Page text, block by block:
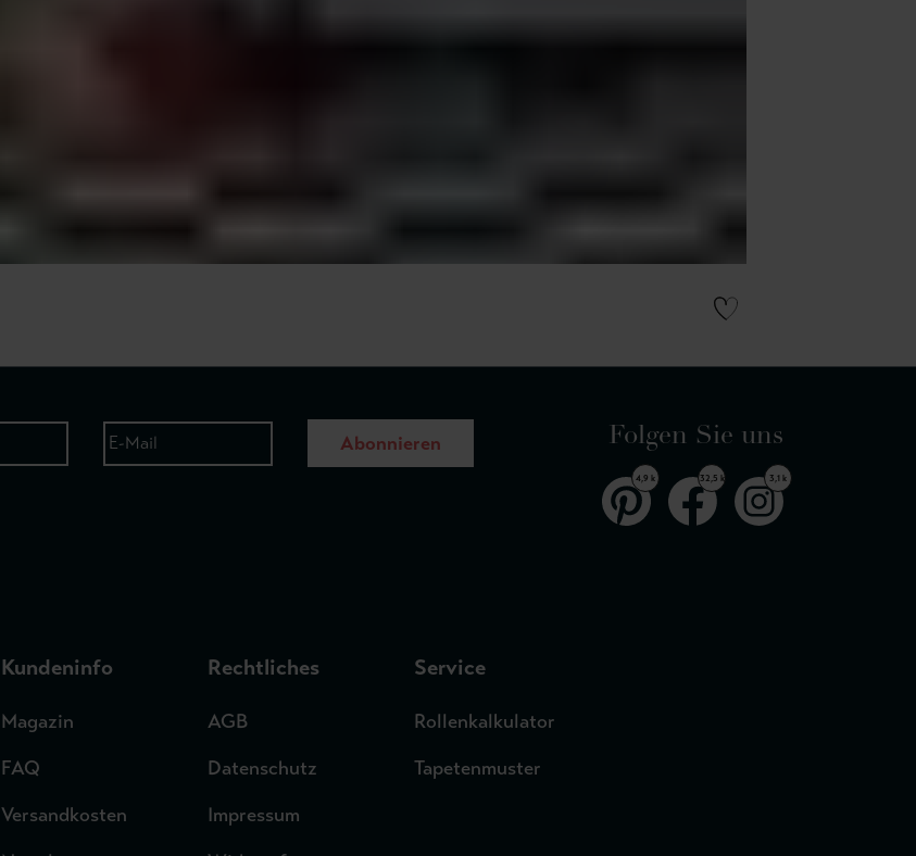
Abonnieren Folgen Sie uns
4,9 k 32,5 k 3,1 k
Kundeninfo
Magazin
FAQ
Versandkosten
Rechtliches
AGB
Datenschutz
Impressum
Service
Rollenkalkulator
Tapetenmuster